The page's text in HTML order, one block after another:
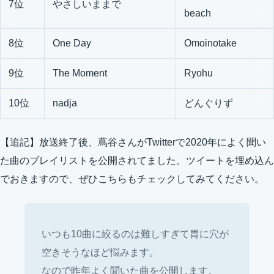
7位 やさしいままで
beach
8位 One Day Omoinotake
9位 The Moment Ryohu
10位 nadja どんぐりず
【追記】放送終了後、蔦谷さんがTwitterで2020年によく聞い
た曲のプレイリストを公開されてました。ツイートを埋め込ん
でおきますので、ぜひこちらもチェックしてみてください。
いつも10曲に絞るのは難しすぎて胃に穴が
空きそうなほど悩みます。
なので昨年よく聞いた曲を公開します。